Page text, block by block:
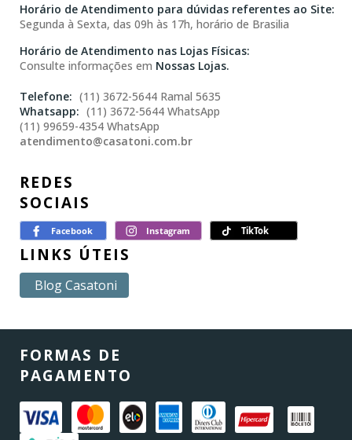
Horário de Atendimento para dúvidas referentes ao Site:
Segunda à Sexta, das 09h às 17h, horário de Brasilia
Horário de Atendimento nas Lojas Físicas:
Consulte informações em Nossas Lojas.
(11) 3672-5644 Ramal 5635
(11) 3672-5644 WhatsApp
(11) 99659-4354 WhatsApp
atendimento@casatoni.com.br
REDES
SOCIAIS
LINKS ÚTEIS
Blog Casatoni
FORMAS DE
PAGAMENTO